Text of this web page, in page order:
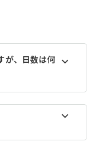
が、日数は何